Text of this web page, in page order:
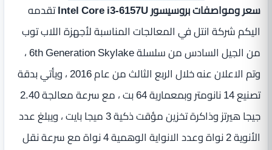
سعر ومواصفات بروسيسور Intel Core i3-6157U
تقدمه
اليكم شركة انتل في المعالجات المناسبة لأجهزة اللاب توب
من الجيل السادس من سلسلة 6th Generation Skylake ،
وتم الاعلان عنه خلال الربع الثالث من عام 2016 ، ويأتي بدقة
تصنيع 14 نانومتر وبمعمارية 64 بت ، مع سرعة معالجة 2.40
جيجا هيرتز وذاكرة تخزين مؤقت ذكية 3 ميجا بايت ، ويبلغ عدد
الأنوية 2 نواة وعدد الانواية الوهمية 4 نواة مع سرعة نقل